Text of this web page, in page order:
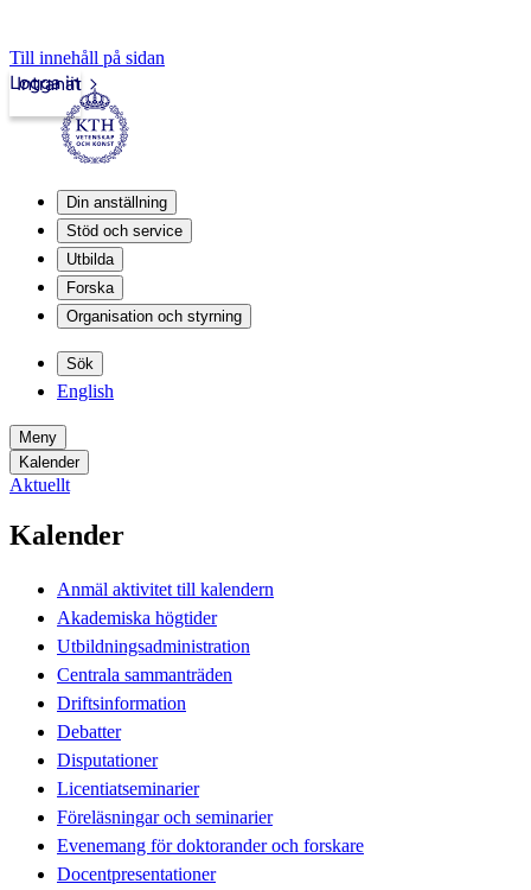
Till innehåll på sidan
Intranät
Logga in
Din anställning
Stöd och service
Utbilda
Forska
Organisation och styrning
Sök
English
Meny
Kalender
Aktuellt
Kalender
Anmäl aktivitet till kalendern
Akademiska högtider
Utbildningsadministration
Centrala sammanträden
Driftsinformation
Debatter
Disputationer
Licentiatseminarier
Föreläsningar och seminarier
Evenemang för doktorander och forskare
Docentpresentationer